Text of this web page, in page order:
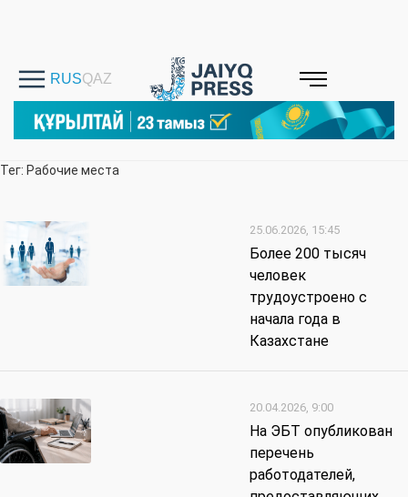
Тег: Рабочие места
25.06.2026, 15:45
Более 200 тысяч
человек
трудоустроено с
начала года в
Казахстане
20.04.2026, 9:00
На ЭБТ опубликован
перечень
работодателей,